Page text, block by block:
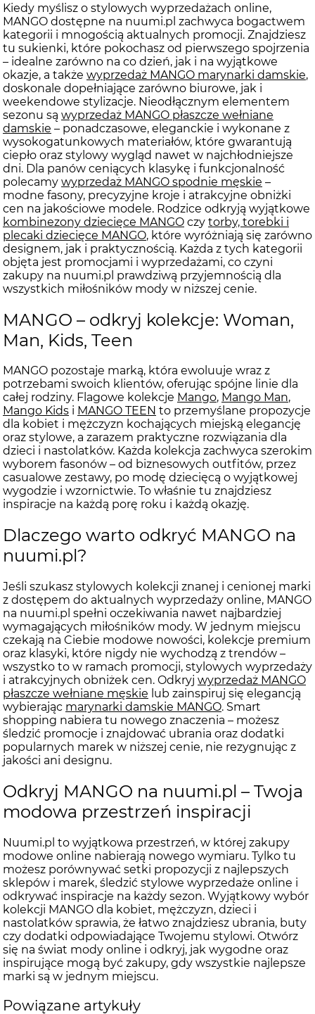
Kiedy myślisz o stylowych wyprzedażach online,
MANGO dostępne na nuumi.pl zachwyca bogactwem
kategorii i mnogością aktualnych promocji. Znajdziesz
tu sukienki, które pokochasz od pierwszego spojrzenia
– idealne zarówno na co dzień, jak i na wyjątkowe
okazje, a także wyprzedaż MANGO marynarki damskie,
doskonale dopełniające zarówno biurowe, jak i
weekendowe stylizacje. Nieodłącznym elementem
sezonu są wyprzedaż MANGO płaszcze wełniane
damskie – ponadczasowe, eleganckie i wykonane z
wysokogatunkowych materiałów, które gwarantują
ciepło oraz stylowy wygląd nawet w najchłodniejsze
dni. Dla panów ceniących klasykę i funkcjonalność
polecamy wyprzedaż MANGO spodnie męskie –
modne fasony, precyzyjne kroje i atrakcyjne obniżki
cen na jakościowe modele. Rodzice odkryją wyjątkowe
kombinezony dziecięce MANGO czy torby, torebki i
plecaki dziecięce MANGO, które wyróżniają się zarówno
designem, jak i praktycznością. Każda z tych kategorii
objęta jest promocjami i wyprzedażami, co czyni
zakupy na nuumi.pl prawdziwą przyjemnością dla
wszystkich miłośników mody w niższej cenie.
MANGO – odkryj kolekcje: Woman,
Man, Kids, Teen
MANGO pozostaje marką, która ewoluuje wraz z
potrzebami swoich klientów, oferując spójne linie dla
całej rodziny. Flagowe kolekcje Mango, Mango Man,
Mango Kids i MANGO TEEN to przemyślane propozycje
dla kobiet i mężczyzn kochających miejską elegancję
oraz stylowe, a zarazem praktyczne rozwiązania dla
dzieci i nastolatków. Każda kolekcja zachwyca szerokim
wyborem fasonów – od biznesowych outfitów, przez
casualowe zestawy, po modę dziecięcą o wyjątkowej
wygodzie i wzornictwie. To właśnie tu znajdziesz
inspiracje na każdą porę roku i każdą okazję.
Dlaczego warto odkryć MANGO na
nuumi.pl?
Jeśli szukasz stylowych kolekcji znanej i cenionej marki
z dostępem do aktualnych wyprzedaży online, MANGO
na nuumi.pl spełni oczekiwania nawet najbardziej
wymagających miłośników mody. W jednym miejscu
czekają na Ciebie modowe nowości, kolekcje premium
oraz klasyki, które nigdy nie wychodzą z trendów –
wszystko to w ramach promocji, stylowych wyprzedaży
i atrakcyjnych obniżek cen. Odkryj wyprzedaż MANGO
płaszcze wełniane męskie lub zainspiruj się elegancją
wybierając marynarki damskie MANGO. Smart
shopping nabiera tu nowego znaczenia – możesz
śledzić promocje i znajdować ubrania oraz dodatki
popularnych marek w niższej cenie, nie rezygnując z
jakości ani designu.
Odkryj MANGO na nuumi.pl – Twoja
modowa przestrzeń inspiracji
Nuumi.pl to wyjątkowa przestrzeń, w której zakupy
modowe online nabierają nowego wymiaru. Tylko tu
możesz porównywać setki propozycji z najlepszych
sklepów i marek, śledzić stylowe wyprzedaże online i
odkrywać inspiracje na każdy sezon. Wyjątkowy wybór
kolekcji MANGO dla kobiet, mężczyzn, dzieci i
nastolatków sprawia, że łatwo znajdziesz ubrania, buty
czy dodatki odpowiadające Twojemu stylowi. Otwórz
się na świat mody online i odkryj, jak wygodne oraz
inspirujące mogą być zakupy, gdy wszystkie najlepsze
marki są w jednym miejscu.
Powiązane artykuły